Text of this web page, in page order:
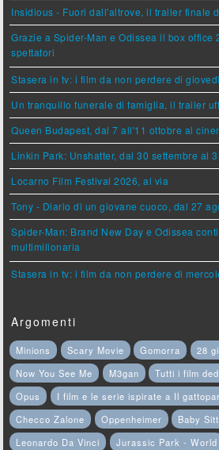
Insidious - Fuori dall'altrove, il trailer finale
Grazie a Spider-Man e Odissea il box
spettatori
Stasera in tv: i film da non perdere di
Un tranquillo funerale di famiglia, il trailer
Queen Budapest, dal 7 all'11 ottobre al
Linkin Park: Unshatter, dal 30 settembre al
Locarno Film Festival 2026, al via
Tony - Diario di un giovane cuoco, dal 27
Spider-Man: Brand New Day e Odissea
multimilionaria
Stasera in tv: i film da non perdere di
Argomenti
Minions Scary Movie Gomorra
28
Now You See Me
M3gan
Tutti i film
Opus
I film e le serie ispirate a Il
Checco Zalone
Oppenheimer Baby
Leonardo Da Vinci
Jurassic Park - World